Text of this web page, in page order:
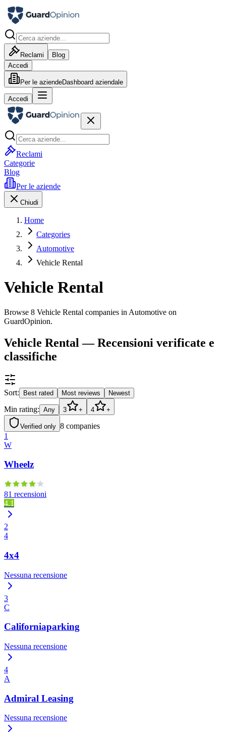
Reclami
Blog
Accedi
Per le aziendeDashboard aziendale
Accedi
Reclami
Categorie
Blog
Per le aziende
Chiudi
Home
Categories
Automotive
Vehicle Rental
Vehicle Rental
Browse 8 Vehicle Rental companies in Automotive on
GuardOpinion.
Vehicle Rental — Recensioni verificate e
classifiche
Sort: Best rated Most reviews Newest
Min rating: Any 3 + 4 +
Verified only 8 companies
1
W
Wheelz
81 recensioni
4.1
2
4
4x4
Nessuna recensione
3
C
Californiaparking
Nessuna recensione
4
A
Admiral Leasing
Nessuna recensione